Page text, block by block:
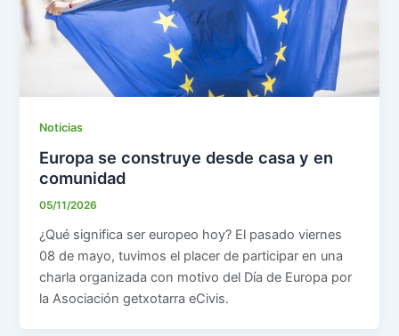
Noticias
Europa se construye desde casa y en
comunidad
05/11/2026
¿Qué significa ser europeo hoy? El pasado viernes
08 de mayo, tuvimos el placer de participar en una
charla organizada con motivo del Día de Europa por
la Asociación getxotarra eCivis.